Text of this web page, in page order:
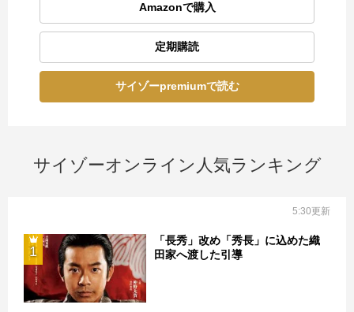
Amazonで購入
定期購読
サイゾーpremiumで読む
サイゾーオンライン人気ランキング
5:30更新
1
「長秀」改め「秀長」に込めた織
田家へ渡した引導